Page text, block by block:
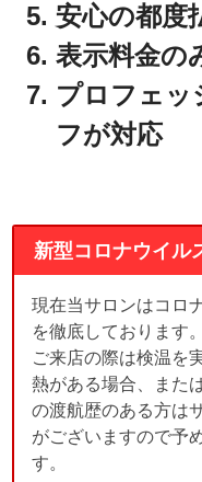
安心の都度
表示料金の
プロフェッ
フが対応
新型コロナウイル
現在当サロンはコロ
を徹底しております。
ご来店の際は検温を
熱がある場合、また
の渡航歴のある方は
がございますので予
す。